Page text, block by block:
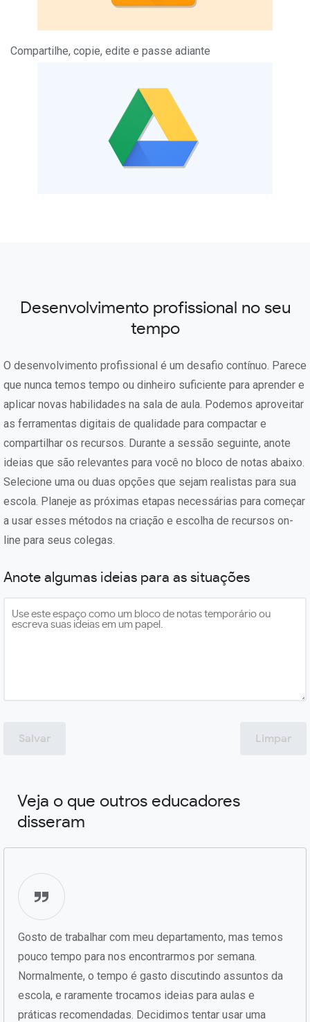
Compartilhe, copie, edite e passe adiante
Desenvolvimento profissional no seu
tempo
O desenvolvimento profissional é um desafio contínuo. Parece
que nunca temos tempo ou dinheiro suficiente para aprender e
aplicar novas habilidades na sala de aula. Podemos aproveitar
as ferramentas digitais de qualidade para compactar e
compartilhar os recursos. Durante a sessão seguinte, anote
ideias que são relevantes para você no bloco de notas abaixo.
Selecione uma ou duas opções que sejam realistas para sua
escola. Planeje as próximas etapas necessárias para começar
a usar esses métodos na criação e escolha de recursos on-
line para seus colegas.
Anote algumas ideias para as situações
Salvar Limpar
Veja o que outros educadores
disseram
Gosto de trabalhar com meu departamento, mas temos
pouco tempo para nos encontrarmos por semana.
Normalmente, o tempo é gasto discutindo assuntos da
escola, e raramente trocamos ideias para aulas e
práticas recomendadas. Decidimos tentar usar uma